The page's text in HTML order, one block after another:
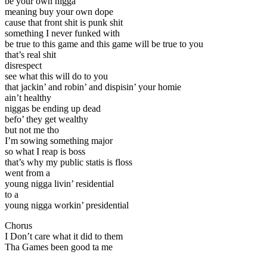
meaning buy your own dope
cause that front shit is punk shit
something I never funked with
be true to this game and this game will be true to you
that’s real shit
disrespect
see what this will do to you
that jackin’ and robin’ and dispisin’ your homie
ain’t healthy
niggas be ending up dead
befo’ they get wealthy
but not me tho
I’m sowing something major
so what I reap is boss
that’s why my public statis is floss
went from a
young nigga livin’ residential
to a
young nigga workin’ presidential
Chorus
I Don’t care what it did to them
Tha Games been good ta me